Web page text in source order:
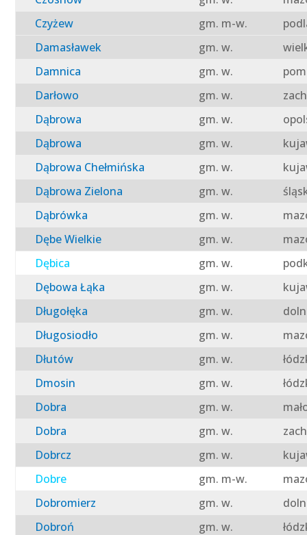
Czyżew
gm. m-w.
Damasławek
gm. w.
Damnica
gm. w.
Darłowo
gm. w.
Dąbrowa
gm. w.
Dąbrowa
gm. w.
Dąbrowa Chełmińska
gm. w.
Dąbrowa Zielona
gm. w.
Dąbrówka
gm. w.
Dębe Wielkie
gm. w.
Dębica
gm. w.
Dębowa Łąka
gm. w.
Długołęka
gm. w.
Długosiodło
gm. w.
Dłutów
gm. w.
Dmosin
gm. w.
Dobra
gm. w.
Dobra
gm. w.
Dobrcz
gm. w.
Dobre
gm. m-w.
Dobromierz
gm. w.
Dobroń
gm. w.